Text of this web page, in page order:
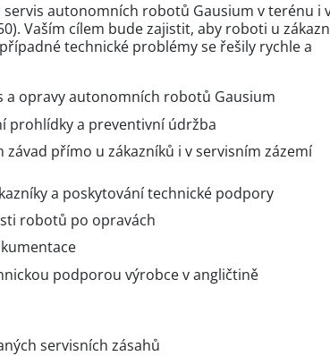
autonomních robotů Gausium v terénu i
Vaším cílem bude zajistit, aby roboti u
technické problémy se řešily rychle a
a opravy autonomních robotů Gausium
prohlídky a preventivní údržba
závad přímo u zákazníků i v servisním zázemí
a poskytování technické podpory
robotů po opravách
podporou výrobce v angličtině
servisních zásahů